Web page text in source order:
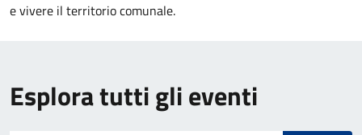
e vivere il territorio comunale.
Esplora tutti gli eventi